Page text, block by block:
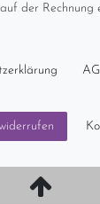
der Rechnung